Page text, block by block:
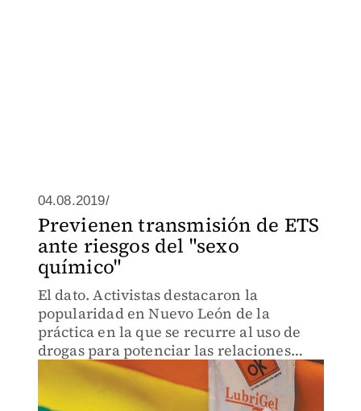
04.08.2019/
Previenen transmisión de ETS
ante riesgos del "sexo
químico"
El dato. Activistas destacaron la
popularidad en Nuevo León de la
práctica en la que se recurre al uso de
drogas para potenciar las relaciones
sexuales, principalmente entre personas
gay y transgénero.